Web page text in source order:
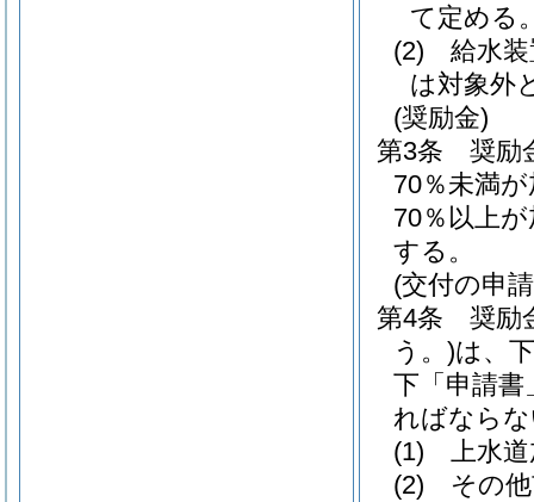
て定める
(2)
給水
は対象外
(奨励金)
第3条
奨励
70％未満
70％以上
する。
(交付の申
第4条
奨励
う。)は、
下「申請
ればなら
(1)
上水
(2)
その